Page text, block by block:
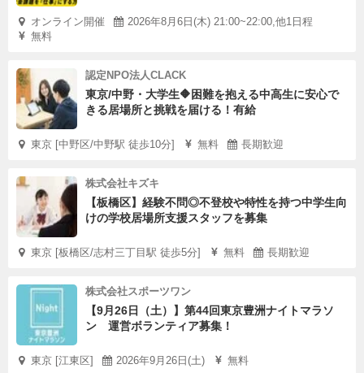
オンライン開催
2026年8月6日(木) 21:00~22:00,他1日程
無料
認定NPO法人CLACK
東京/中野・大学生🔶困難を抱える中高生に安心で
きる居場所と挑戦を届ける！有給
東京 [中野区/中野駅 徒歩10分] 無料 長期歓迎
株式会社キズキ
【板橋区】経験不問◎不登校や特性を持つ中学生向
けの学校居場所支援スタッフを募集
東京 [板橋区/志村三丁目駅 徒歩5分] 無料 長期歓迎
株式会社スポーツワン
【9月26日（土）】第44回東京豊洲ナイトマラソ
ン 運営ボランティア募集！
東京 [江東区] 2026年9月26日(土) 無料